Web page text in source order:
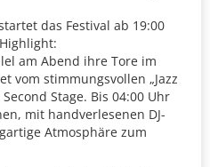
das Festival ab 19:00
am Abend ihre Tore im
vom stimmungsvollen „Jazz
Stage. Bis 04:00 Uhr
mit handverlesenen DJ-
Atmosphäre zum